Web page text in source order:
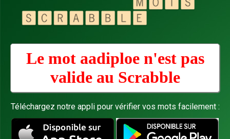
Le mot aadiploe n'est pas
valide au Scrabble
Téléchargez notre appli pour vérifier vos mots facilement :